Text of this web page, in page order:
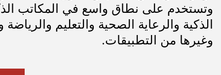
وتستخدم على نطاق واسع في المكاتب
الذكية والرعاية
الصحية والتعليم والرياضة
وغيرها من التطبيقات.